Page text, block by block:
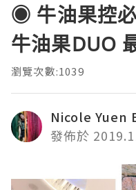
◉ 牛油果控
牛油果DUO
瀏覽次數:1039
Nicole Yuen
發佈於